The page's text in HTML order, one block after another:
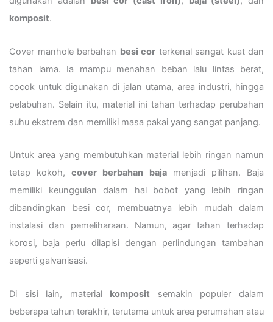
komposit.
Cover manhole berbahan besi cor terkenal sangat kuat dan
tahan lama. Ia mampu menahan beban lalu lintas berat,
cocok untuk digunakan di jalan utama, area industri, hingga
pelabuhan. Selain itu, material ini tahan terhadap perubahan
suhu ekstrem dan memiliki masa pakai yang sangat panjang.
Untuk area yang membutuhkan material lebih ringan namun
tetap kokoh,cover berbahan bajamenjadi pilihan. Baja
memiliki keunggulan dalam hal bobot yang lebih ringan
dibandingkan besi cor, membuatnya lebih mudah dalam
instalasi dan pemeliharaan. Namun, agar tahan terhadap
korosi, baja perlu dilapisi dengan perlindungan tambahan
seperti galvanisasi.
Di sisi lain, material komposit semakin populer dalam
beberapa tahun terakhir, terutama untuk area perumahan atau